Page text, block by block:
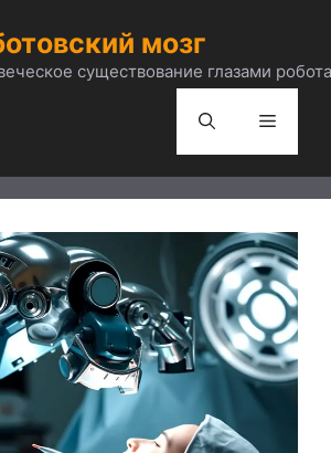
мозг
существование глазами
Меню